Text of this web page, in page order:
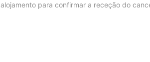
para confirmar a receção do